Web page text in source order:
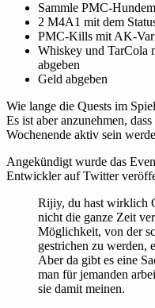
Sammle PMC-
2 M4A1 mit dem
PMC-Kills mit AK-
Whiskey und TarCola
abgeben
Geld abgeben
Wie lange die Quests im
Es ist aber anzunehmen,
Wochenende aktiv sein
Angekündigt wurde das
Entwickler auf Twitter
Rijiy, du hast wirklich
nicht die ganze Zeit
Möglichkeit, von der
gestrichen zu werden,
Aber da gibt es eine
man für jemanden
sie damit meinen.